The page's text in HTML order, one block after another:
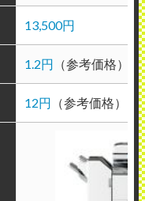
13,500円
1.2円 （参考価格）
12円 （参考価格）